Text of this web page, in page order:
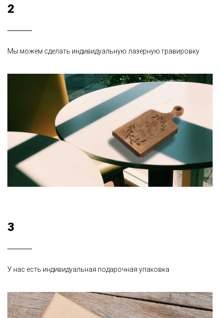
2
Мы можем сделать индивидуальную лазерную гравировку
3
У нас есть индивидуальная подарочная упаковка